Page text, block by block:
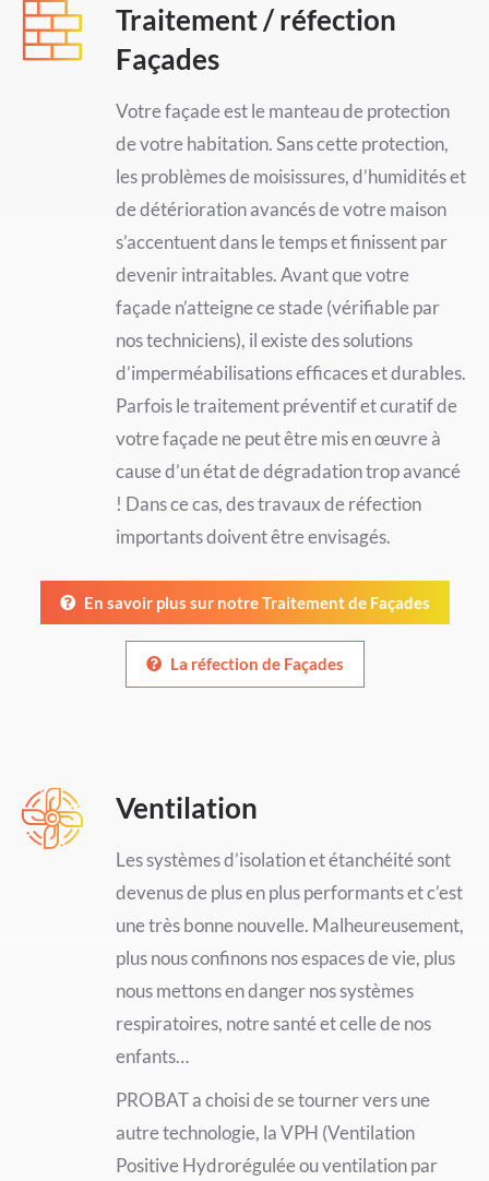
Traitement / réfection
Façades
Votre façade est le manteau de protection
de votre habitation. Sans cette protection,
les problèmes de moisissures, d’humidités et
de détérioration avancés de votre maison
s’accentuent dans le temps et finissent par
devenir intraitables. Avant que votre
façade n’atteigne ce stade (vérifiable par
nos techniciens), il existe des solutions
d’imperméabilisations efficaces et durables.
Parfois le traitement préventif et curatif de
votre façade ne peut être mis en œuvre à
cause d’un état de dégradation trop avancé
! Dans ce cas, des travaux de réfection
importants doivent être envisagés.
En savoir plus sur notre Traitement de Façades
La réfection de Façades
Ventilation
Les systèmes d’isolation et étanchéité sont
devenus de plus en plus performants et c’est
une très bonne nouvelle. Malheureusement,
plus nous confinons nos espaces de vie, plus
nous mettons en danger nos systèmes
respiratoires, notre santé et celle de nos
enfants…
PROBAT a choisi de se tourner vers une
autre technologie, la VPH (Ventilation
Positive Hydrorégulée ou ventilation par